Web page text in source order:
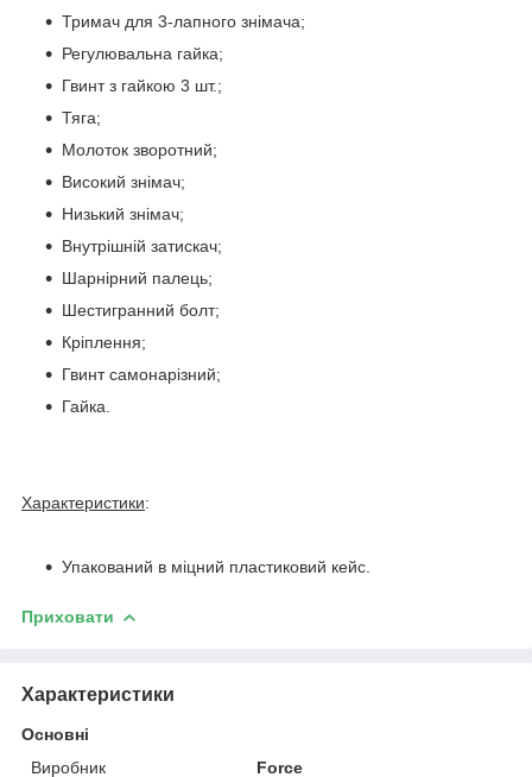
Тримач для 3-лапного знімача;
Регулювальна гайка;
Гвинт з гайкою 3 шт.;
Тяга;
Молоток зворотний;
Високий знімач;
Низький знімач;
Внутрішній затискач;
Шарнірний палець;
Шестигранний болт;
Кріплення;
Гвинт самонарізний;
Гайка.
Характеристики:
Упакований в міцний пластиковий кейс.
Приховати
Характеристики
Основні
Виробник
Force